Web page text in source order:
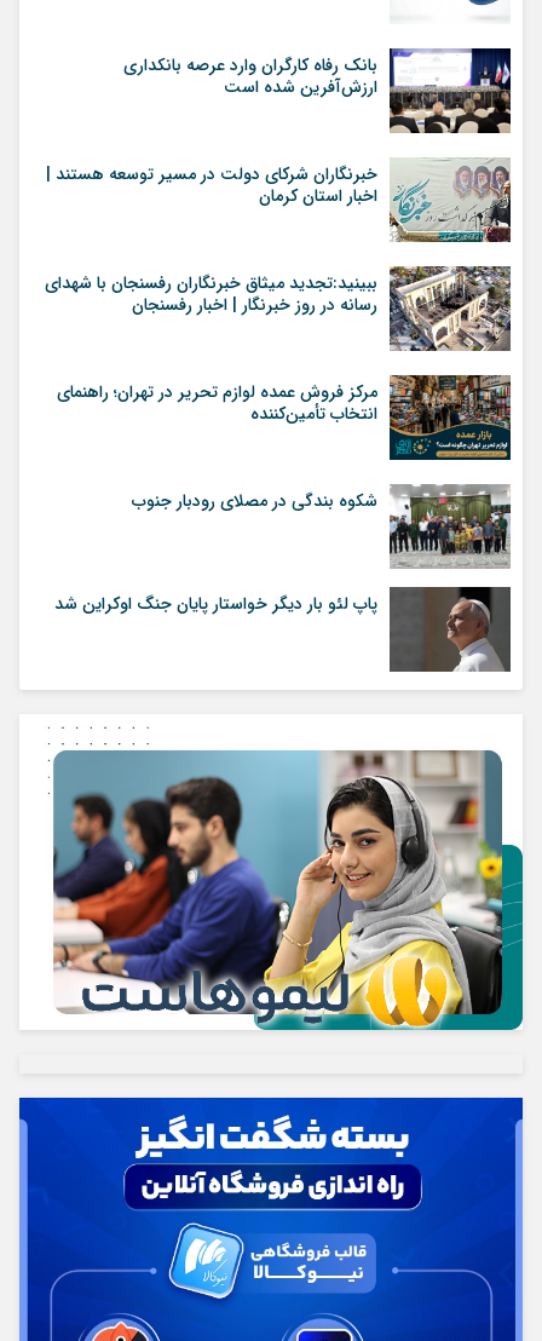
بانک رفاه کارگران وارد عرصه بانکداری
ارزش‌آفرین شده است
خبرنگاران شرکای دولت در مسیر توسعه هستند |
اخبار استان کرمان
ببینید:تجدید میثاق خبرنگاران رفسنجان با شهدای
رسانه در روز خبرنگار | اخبار رفسنجان
مرکز فروش عمده لوازم تحریر در تهران؛ راهنمای
انتخاب تأمین‌کننده
شکوه بندگی در مصلای رودبار جنوب
پاپ لئو بار دیگر خواستار پایان جنگ اوکراین شد